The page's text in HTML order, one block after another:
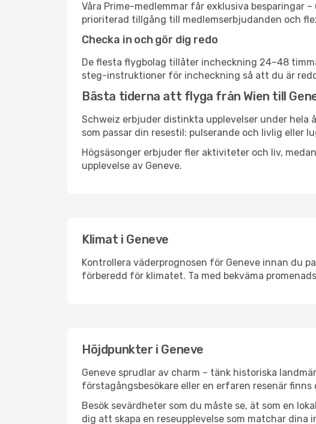
Våra Prime-medlemmar får exklusiva besparingar
prioriterad tillgång till medlemserbjudanden och
Checka in och gör dig redo
De flesta flygbolag tillåter incheckning 24–48
steg-instruktioner för incheckning så att du är
Bästa tiderna att flyga från Wien till
Schweiz erbjuder distinkta upplevelser under
som passar din resestil: pulserande och livlig eller
Högsäsonger erbjuder fler aktiviteter och liv,
upplevelse av Geneve.
Klimat i Geneve
Kontrollera väderprognosen för Geneve innan du
förberedd för klimatet. Ta med bekväma
Höjdpunkter i Geneve
Geneve sprudlar av charm – tänk historiska
förstagångsbesökare eller en erfaren resenär
Besök sevärdheter som du måste se, ät som en
dig att skapa en reseupplevelse som matchar dina